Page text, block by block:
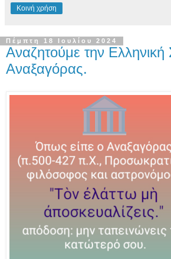
Κοινή χρήση
Πέμπτη 18 Ιουλίου 2024
Αναζητούμε την Ελληνική
Αναξαγόρας.